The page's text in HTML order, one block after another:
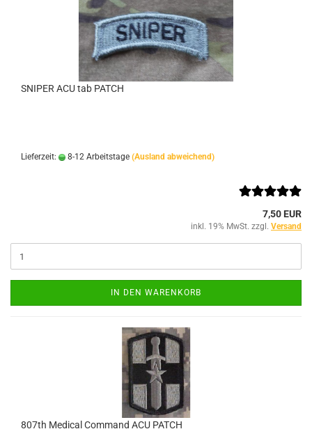
SNIPER ACU tab PATCH
Lieferzeit: 8-12 Arbeitstage (Ausland abweichend)
7,50 EUR
inkl. 19% MwSt. zzgl. Versand
IN DEN WARENKORB
807th Medical Command ACU PATCH